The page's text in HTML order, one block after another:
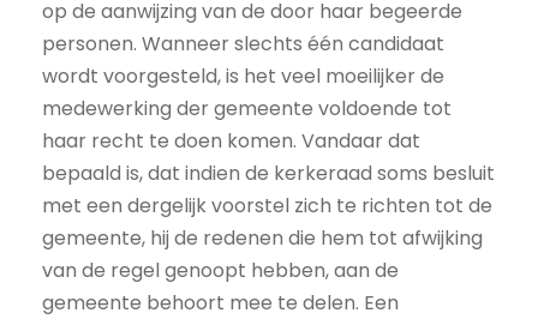
op de aanwijzing van de door haar begeerde
personen. Wanneer slechts één candidaat
wordt voorgesteld, is het veel moeilijker de
medewerking der gemeente voldoende tot
haar recht te doen komen. Vandaar dat
bepaald is, dat indien de kerkeraad soms besluit
met een dergelijk voorstel zich te richten tot de
gemeente, hij de redenen die hem tot afwijking
van de regel genoopt hebben, aan de
gemeente behoort mee te delen. Een